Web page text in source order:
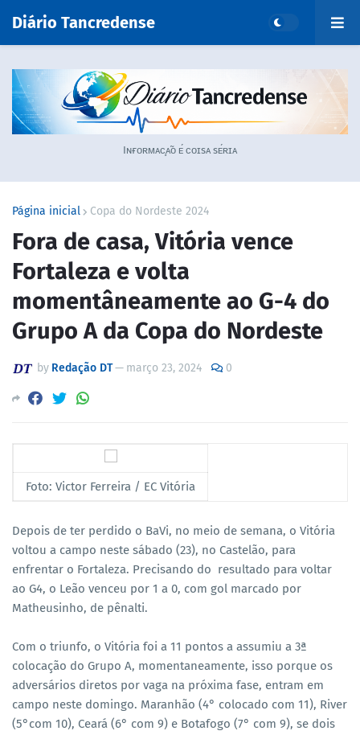
Diário Tancredense
Iɴғᴏʀᴍᴀᴄ̧ᴀ̃ᴏ ᴇ́ ᴄᴏɪsᴀ sᴇ́ʀɪᴀ
Página inicial Copa do Nordeste 2024
Fora de casa, Vitória vence
Fortaleza e volta
momentâneamente ao G-4 do
Grupo A da Copa do Nordeste
by Redação DT— março 23, 2024 0
Foto: Victor Ferreira / EC Vitória
Depois de ter perdido o BaVi, no meio de semana, o Vitória
voltou a campo neste sábado (23), no Castelão, para
enfrentar o Fortaleza. Precisando do resultado para voltar
ao G4, o Leão venceu por 1 a 0, com gol marcado por
Matheusinho, de pênalti.
Com o triunfo, o Vitória foi a 11 pontos a assumiu a 3ª
colocação do Grupo A, momentaneamente, isso porque os
adversários diretos por vaga na próxima fase, entram em
campo neste domingo. Maranhão (4° colocado com 11), River
(5°com 10), Ceará (6° com 9) e Botafogo (7° com 9), se dois